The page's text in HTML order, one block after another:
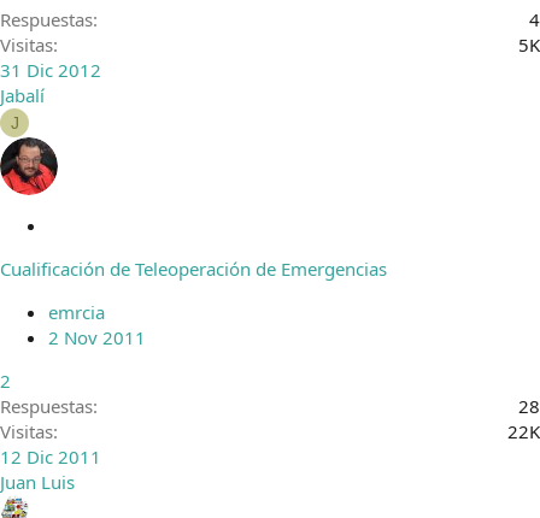
o
Respuestas
4
Visitas
5K
31 Dic 2012
Jabalí
J
c
a
d
Cualificación de Teleoperación de Emergencias
emrcia
2 Nov 2011
2
Respuestas
28
Visitas
22K
12 Dic 2011
Juan Luis